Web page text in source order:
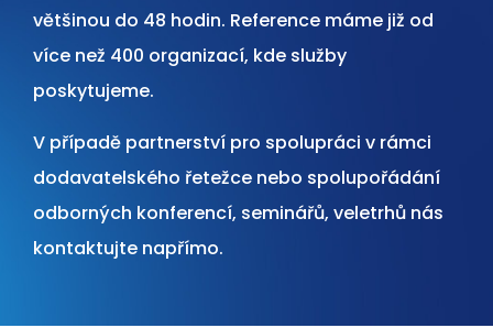
většinou do 48 hodin. Reference máme již od
více než 400 organizací, kde služby
poskytujeme.
V případě partnerství pro spolupráci v rámci
dodavatelského řetežce nebo spolupořádání
odborných konferencí, seminářů, veletrhů nás
kontaktujte napřímo.